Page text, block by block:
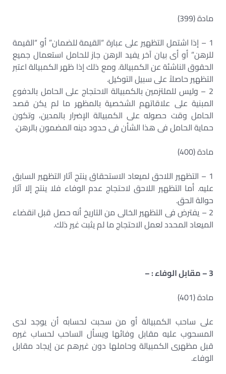
مادة (399)
1 – إذا اشتمل التظهير على عبارة “القيمة للضمان” أو “القيمة
للرهن” أو أى بيان آخر يفيد الرهن جاز للحامل استعمال جميع
الحقوق الناشئة عن الكمبيالة. ومع ذلك إذا ظهر الكمبيالة اعتبر
التظهير حاصلاً على سبيل التوكيل.
2 – وليس للملتزمين بالكمبيالة الاحتجاج على الحامل بالدفوع
المبنية على علاقاتهم الشخصية بالمظهر ما لم يكن قصد
الحامل وقت حصوله على الكمبيالة الإضرار بالمدين، وتكون
حماية الحامل فى هذا الشأن فى حدود دينه المضمون بالرهن.
مادة (400)
1 – التظهير اللاحق لميعاد الاستحقاق ينتج آثار التظهير السابق
عليه. أما التظهير اللاحق لاحتجاج عدم الوفاء فلا ينتج إلا آثار
حوالة الحق.
2 – يفترض فى التظهير الخالى من التاريخ أنه حصل قبل انقضاء
الميعاد المحدد لعمل الاحتجاج ما لم يثبت غير ذلك.
3 – مقابل الوفاء : –
مادة (401)
على ساحب الكمبيالة أو من سحبت لحسابه أن يوجد لدى
المسحوب عليه مقابل وفائها ويسأل الساحب لحساب غيره
قبل مظهرى الكمبيالة وحاملها دون غيرهم عن إيجاد مقابل
الوفاء.